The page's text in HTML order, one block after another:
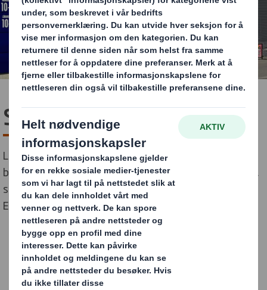
Større enn
Logoen er ingen overdrivelse. Symbolet ”større enn”
beskriver sannheten. Uansett hvordan man ser på det,
så er det vanskelig å tenke seg noe større enn
Elgiganten (Elkjøp).